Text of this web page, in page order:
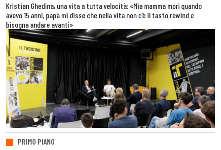
Kristian Ghedina, una vita a tutta velocità: «Mia mamma morì quando
avevo 15 anni, papà mi disse che nella vita non c’è il tasto rewind e
bisogna andare avanti»
PRIMO PIANO